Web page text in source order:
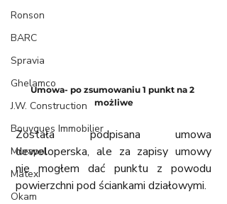
Ronson
BARC
Spravia
Ghelamco
J.W. Construction
Bouygues Immobilier
Murapol
Matexi
Okam
Umowa- po zsumowaniu 1 punkt na 2
możliwe
Została podpisana umowa
deweloperska, ale za zapisy umowy
nie mogłem dać punktu z powodu
powierzchni pod ściankami działowymi.